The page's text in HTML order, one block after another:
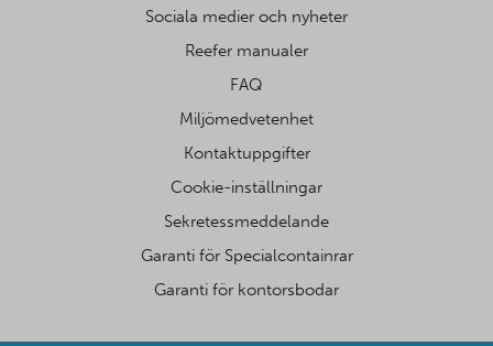
Sociala medier och nyheter
Reefer manualer
FAQ
Miljömedvetenhet
Kontaktuppgifter
Cookie-inställningar
Sekretessmeddelande
Garanti för Specialcontainrar
Garanti för kontorsbodar